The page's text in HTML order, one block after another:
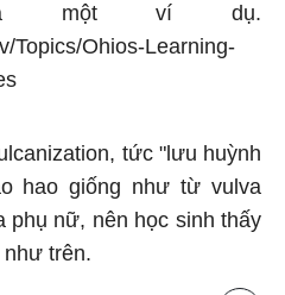
một ví dụ.
Topics/Ohios-Learning-
tức "lưu huỳnh
hao giống như từ vulva
phụ nữ, nên học sinh thấy
trên.